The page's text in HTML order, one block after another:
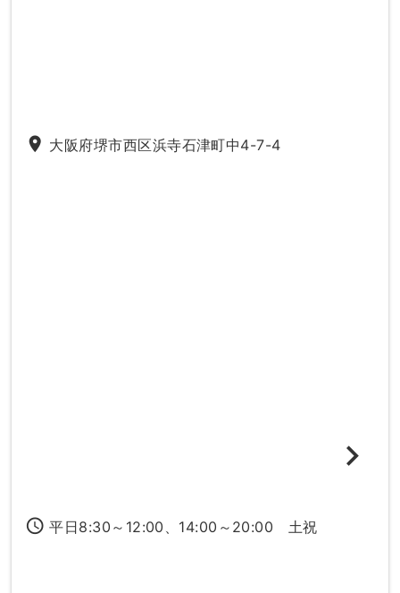
place 大阪府堺市西区浜寺石津町中4-7-4
access_time 平日8:30～12:00、14:00～20:00 土祝